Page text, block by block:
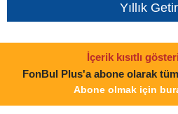
Yıllık
İçerik kısıtlı
FonBul Plus'a abone olarak
Abone olmak için